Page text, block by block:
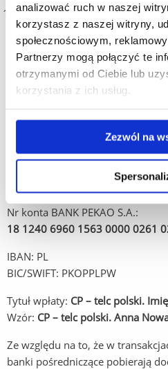
analizować ruch w naszej
korzystasz z naszej witryny,
społecznościowym,
Partnerzy mogą połączyć te
otrzymanymi od Ciebie lub
korzystania z ich usług.
Zezwól na
Kandydaci ponoszą pełną
prawdziwość i poprawność
są podstawa do wystawienia
egzaminie.
następujące dane:
Odbiorca:
al. Rejtana 16C, 35-959 Rzeszów
Nr konta BANK PEKAO S.A.:
18 1240 6960 1563 0000 0261
IBAN: PL
BIC/SWIFT: PKOPPLPW
Tytuł wpłaty: CP – telc polski.
Wzór: CP – telc polski. Anna
Ze względu na to, że w
banki pośredniczące pobierają